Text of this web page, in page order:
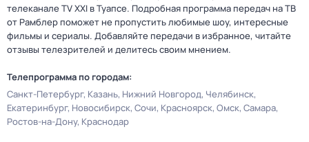
телеканале TV XXI в Туапсе. Подробная программа передач на ТВ
от Рамблер поможет не пропустить любимые шоу, интересные
фильмы и сериалы. Добавляйте передачи в избранное, читайте
отзывы телезрителей и делитесь своим мнением.
Телепрограмма по городам:
Санкт-Петербург Казань Нижний Новгород Челябинск
Екатеринбург Новосибирск Сочи Красноярск Омск Самара
Ростов-на-Дону Краснодар